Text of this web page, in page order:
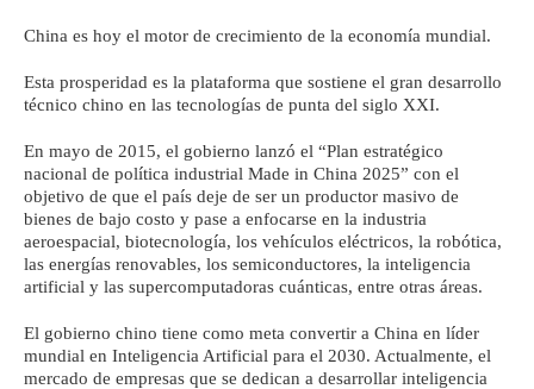
China es hoy el motor de crecimiento de la economía mundial.
Esta prosperidad es la plataforma que sostiene el gran desarrollo
técnico chino en las tecnologías de punta del siglo XXI.
En mayo de 2015, el gobierno lanzó el “Plan estratégico
nacional de política industrial Made in China 2025” con el
objetivo de que el país deje de ser un productor masivo de
bienes de bajo costo y pase a enfocarse en la industria
aeroespacial, biotecnología, los vehículos eléctricos, la robótica,
las energías renovables, los semiconductores, la inteligencia
artificial y las supercomputadoras cuánticas, entre otras áreas.
El gobierno chino tiene como meta convertir a China en líder
mundial en Inteligencia Artificial para el 2030. Actualmente, el
mercado de empresas que se dedican a desarrollar inteligencia